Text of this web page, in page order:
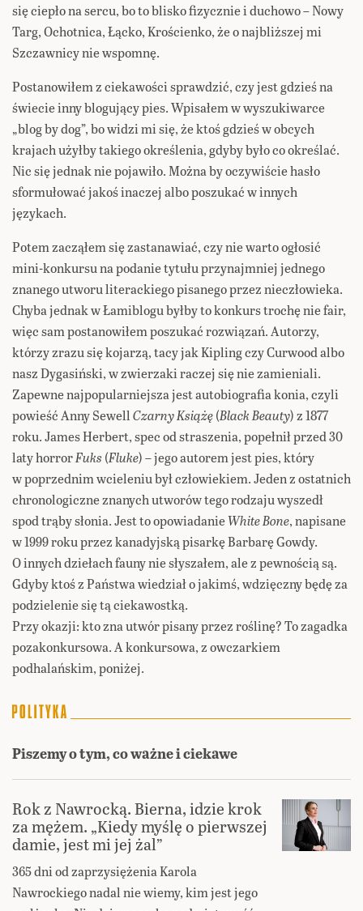
się ciepło na sercu, bo to blisko fizycznie i duchowo – Nowy
Targ, Ochotnica, Łącko, Krościenko, że o najbliższej mi
Szczawnicy nie wspomnę.
Postanowiłem z ciekawości sprawdzić, czy jest gdzieś na
świecie inny blogujący pies. Wpisałem w wyszukiwarce
„blog by dog”, bo widzi mi się, że ktoś gdzieś w obcych
krajach użyłby takiego określenia, gdyby było co określać.
Nic się jednak nie pojawiło. Można by oczywiście hasło
sformułować jakoś inaczej albo poszukać w innych
językach.
Potem zacząłem się zastanawiać, czy nie warto ogłosić
mini-konkursu na podanie tytułu przynajmniej jednego
znanego utworu literackiego pisanego przez nieczłowieka.
Chyba jednak w Łamiblogu byłby to konkurs trochę nie fair,
więc sam postanowiłem poszukać rozwiązań. Autorzy,
którzy zrazu się kojarzą, tacy jak Kipling czy Curwood albo
nasz Dygasiński, w zwierzaki raczej się nie zamieniali.
Zapewne najpopularniejsza jest autobiografia konia, czyli
powieść Anny SewellCzarny Książę(Black Beauty) z 1877
roku. James Herbert, spec od straszenia, popełnił przed 30
laty horrorFuks(Fluke) – jego autorem jest pies, który
w poprzednim wcieleniu był człowiekiem. Jeden z ostatnich
chronologiczne znanych utworów tego rodzaju wyszedł
spod trąby słonia. Jest to opowiadanieWhite Bone, napisane
w 1999 roku przez kanadyjską pisarkę Barbarę Gowdy.
O innych dziełach fauny nie słyszałem, ale z pewnością są.
Gdyby ktoś z Państwa wiedział o jakimś, wdzięczny będę za
podzielenie się tą ciekawostką.
Przy okazji: kto zna utwór pisany przez roślinę? To zagadka
pozakonkursowa. A konkursowa, z owczarkiem
podhalańskim, poniżej.
Piszemy o tym, co ważne i ciekawe
Rok z Nawrocką. Bierna, idzie krok
za mężem. „Kiedy myślę o pierwszej
damie, jest mi jej żal”
365 dni od zaprzysiężenia Karola
Nawrockiego nadal nie wiemy, kim jest jego